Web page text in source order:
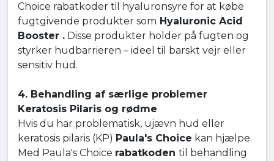
Choice rabatkoder til hyaluronsyre for at købe
fugtgivende produkter som Hyaluronic Acid
Booster . Disse produkter holder på fugten og
styrker hudbarrieren – ideel til barskt vejr eller
sensitiv hud.
4. Behandling af særlige problemer
Keratosis Pilaris og rødme
Hvis du har problematisk, ujævn hud eller
keratosis pilaris (KP) Paula's Choice kan hjælpe.
Med Paula's Choice rabatkoden til behandling